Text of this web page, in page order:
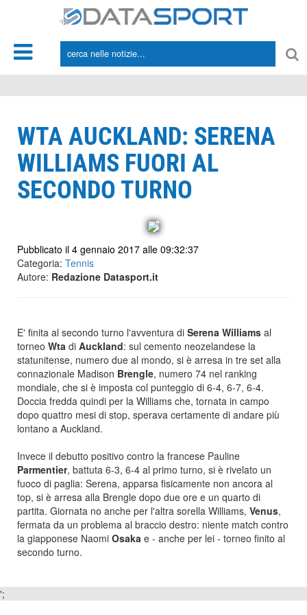
WTA AUCKLAND: SERENA
WILLIAMS FUORI AL
SECONDO TURNO
Pubblicato il 4 gennaio 2017 alle 09:32:37
Categoria: Tennis
Autore: Redazione Datasport.it
E' finita al secondo turno l'avventura di Serena Williams al
torneo Wta di Auckland: sul cemento neozelandese la
statunitense, numero due al mondo, si è arresa in tre set alla
connazionale Madison Brengle, numero 74 nel ranking
mondiale, che si è imposta col punteggio di 6-4, 6-7, 6-4.
Doccia fredda quindi per la Williams che, tornata in campo
dopo quattro mesi di stop, sperava certamente di andare più
lontano a Auckland.
Invece il debutto positivo contro la francese Pauline
Parmentier, battuta 6-3, 6-4 al primo turno, si è rivelato un
fuoco di paglia: Serena, apparsa fisicamente non ancora al
top, si è arresa alla Brengle dopo due ore e un quarto di
partita. Giornata no anche per l'altra sorella Williams, Venus,
fermata da un problema al braccio destro: niente match contro
la giapponese Naomi Osaka e - anche per lei - torneo finito al
secondo turno.
';